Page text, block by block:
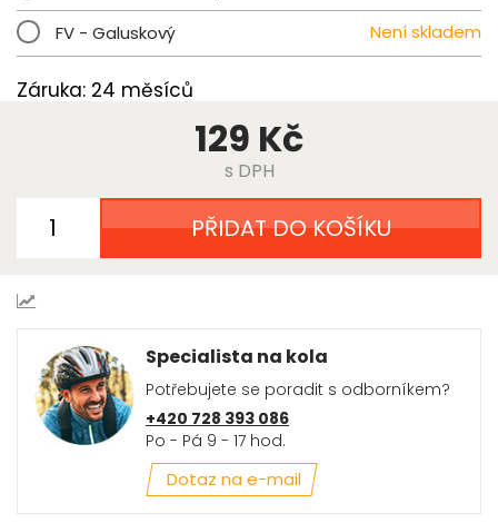
FV - Galuskový
Není skladem
Záruka: 24 měsíců
129 Kč
s DPH
PŘIDAT DO KOŠÍKU
Specialista na kola
Potřebujete se poradit s odborníkem?
+420 728 393 086
Po - Pá 9 - 17 hod.
Dotaz na e-mail